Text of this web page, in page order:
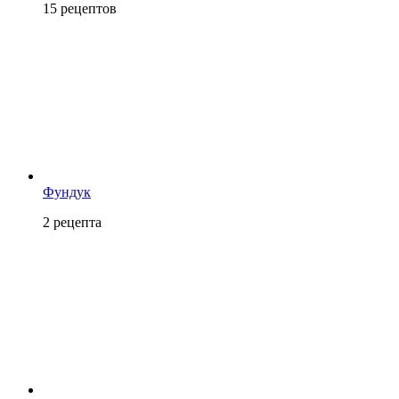
15 рецептов
Фундук
2 рецепта